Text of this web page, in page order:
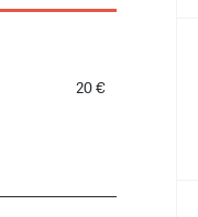
20 €